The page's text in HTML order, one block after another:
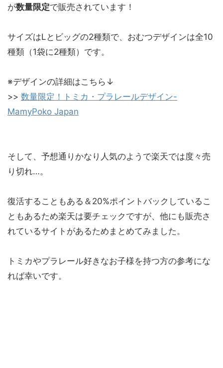
が数量限定で販売されています！
サイズはLとビッグの2種類で、おむつデザインは全10
種類（1袋に2種類）です。
※デザインの詳細はこちら↓
>> 数量限定！トミカ・プラレールデザイン-
MamyPoko Japan
そして、予想通りかなり人気のようで楽天では度々売
り切れ…。
復活することもある＆20%ポイントバックしているこ
ともあるため楽天は要チェックですが、他にも販売さ
れているサイトがあるためまとめてみました。
トミカやプラレール好きなお子様を持つ方の参考にな
れば幸いです。